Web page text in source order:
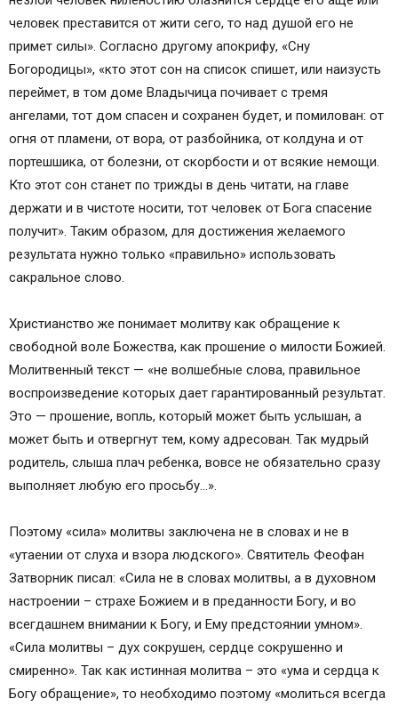
человек преставится от жити сего, то над душой его не
примет силы». Согласно другому апокрифу, «Сну
Богородицы», «кто этот сон на список спишет, или наизусть
переймет, в том доме Владычица почивает с тремя
ангелами, тот дом спасен и сохранен будет, и помилован: от
огня от пламени, от вора, от разбойника, от колдуна и от
портешшика, от болезни, от скорбости и от всякие немощи.
Кто этот сон станет по трижды в день читати, на главе
держати и в чистоте носити, тот человек от Бога спасение
получит». Таким образом, для достижения желаемого
результата нужно только «правильно» использовать
сакральное слово.
Христианство же понимает молитву как обращение к
свободной воле Божества, как прошение о милости Божией.
Молитвенный текст — «не волшебные слова, правильное
воспроизведение которых дает гарантированный результат.
Это — прошение, вопль, который может быть услышан, а
может быть и отвергнут тем, кому адресован. Так мудрый
родитель, слыша плач ребенка, вовсе не обязательно сразу
выполняет любую его просьбу…».
Поэтому «сила» молитвы заключена не в словах и не в
«утаении от слуха и взора людского». Святитель Феофан
Затворник писал: «Сила не в словах молитвы, а в духовном
настроении – страхе Божием и в преданности Богу, и во
всегдашнем внимании к Богу, и Ему предстоянии умном».
«Сила молитвы – дух сокрушен, сердце сокрушенно и
смиренно». Так как истинная молитва – это «ума и сердца к
Богу обращение», то необходимо поэтому «молиться всегда